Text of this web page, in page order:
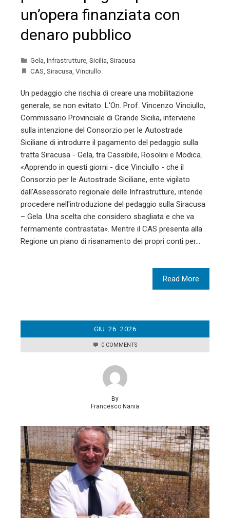
un’opera finanziata con
denaro pubblico
Gela Infrastrutture Sicilia Siracusa
CAS Siracusa Vinciullo
Un pedaggio che rischia di creare una mobilitazione
generale, se non evitato. L'On. Prof. Vincenzo Vinciullo,
Commissario Provinciale di Grande Sicilia, interviene
sulla intenzione del Consorzio per le Autostrade
Siciliane di introdurre il pagamento del pedaggio sulla
tratta Siracusa - Gela, tra Cassibile, Rosolini e Modica.
«Apprendo in questi giorni - dice Vinciullo - che il
Consorzio per le Autostrade Siciliane, ente vigilato
dall'Assessorato regionale delle Infrastrutture, intende
procedere nell'introduzione del pedaggio sulla Siracusa
– Gela. Una scelta che considero sbagliata e che va
fermamente contrastata». Mentre il CAS presenta alla
Regione un piano di risanamento dei propri conti per…
Read More
GIU 26 2026
0 COMMENTS
By
Francesco Nania